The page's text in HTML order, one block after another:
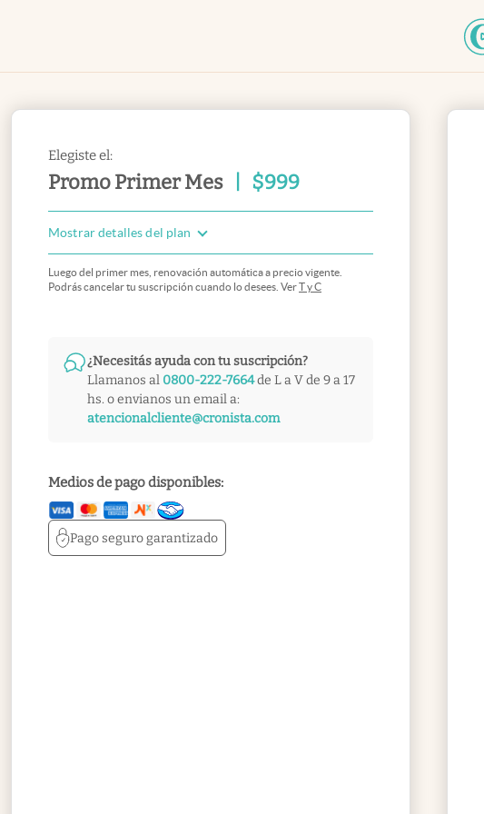
Elegiste el:
Promo Primer Mes $999
Mostrar detalles del plan
Luego del primer mes, renovación automática a precio vigente.
Podrás cancelar tu suscripción cuando lo desees. VerT y C
¿Necesitás ayuda con tu suscripción?
Llamanos al 0800-222-7664de L a V de 9 a 17
hs. o envianos un email a:
atencionalcliente@cronista.com
Medios de pago disponibles:
Pago segurogarantizado